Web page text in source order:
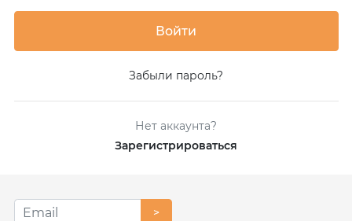
Забыли пароль?
Нет аккаунта?
Зарегистрироваться
>